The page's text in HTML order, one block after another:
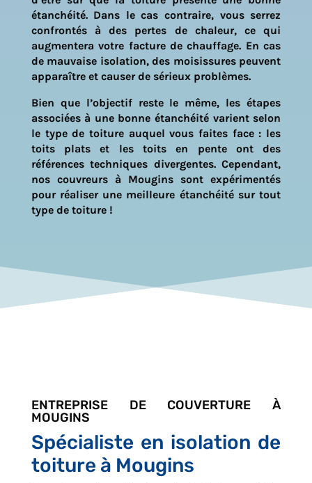
étanchéité. Dans le cas contraire, vous serrez
confrontés à des pertes de chaleur, ce qui
augmentera votre facture de chauffage. En cas
de mauvaise isolation, des moisissures peuvent
apparaître et causer de sérieux problèmes.
Bien que l’objectif reste le même, les étapes
associées à une bonne étanchéité varient selon
le type de toiture auquel vous faites face : les
toits plats et les toits en pente ont des
références techniques divergentes. Cependant,
nos couvreurs à Mougins sont expérimentés
pour réaliser une meilleure étanchéité sur tout
type de toiture !
ENTREPRISE DE COUVERTURE À
MOUGINS
Spécialiste en isolation de
toiture à Mougins